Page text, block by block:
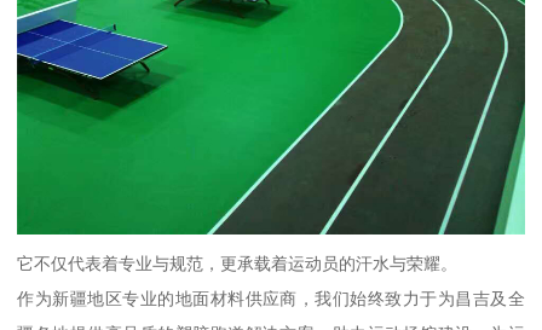
它不仅代表着专业与规范，更承载着运动员的汗水与荣耀。
作为新疆地区专业的地面材料供应商，我们始终致力于为昌吉及全